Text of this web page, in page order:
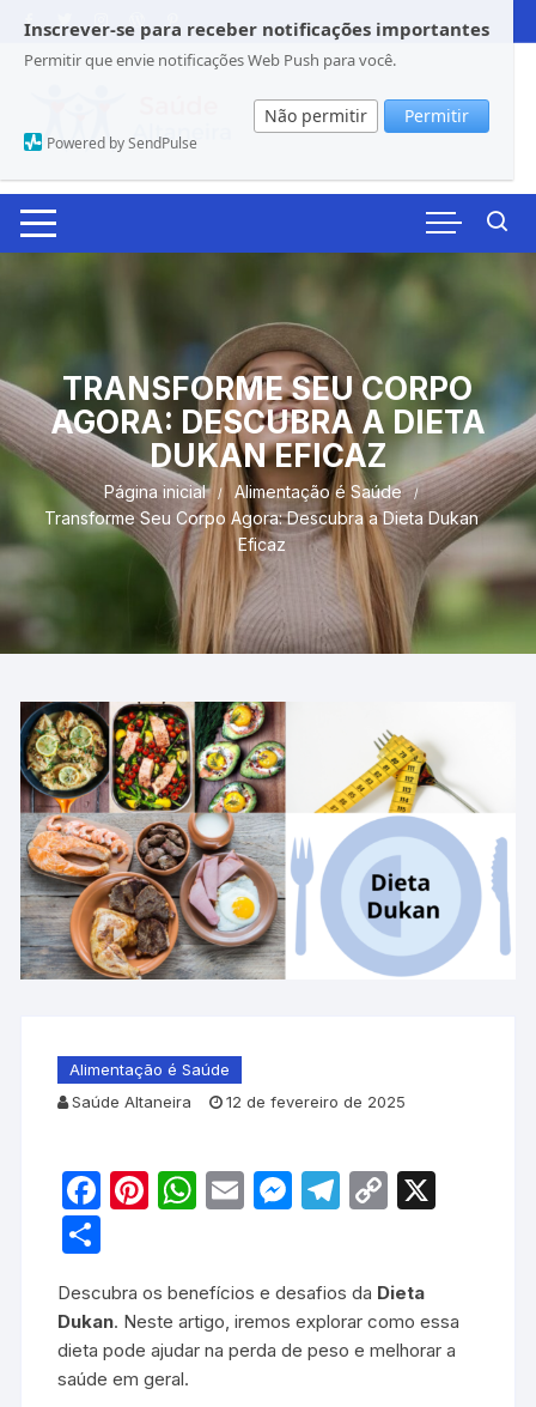
Inscrever-se para receber notificações importantes
Permitir que envie notificações Web Push para você.
Não permitir Permitir
Powered by SendPulse
para
TRANSFORME SEU CORPO
AGORA: DESCUBRA A DIETA
DUKAN EFICAZ
Página inicial
Alimentação é Saúde
Transforme Seu Corpo Agora: Descubra a Dieta Dukan
Eficaz
Alimentação é Saúde
Saúde Altaneira
12 de fevereiro de 2025
F
e
b
o
Pi
e
st
W
s
A
E
M
s
e
T
gr
a
C
y
Li
ar
e
Descubra os benefícios e desafios da Dieta
Dukan. Neste artigo, iremos explorar como essa
dieta pode ajudar na perda de peso e melhorar a
saúde em geral.